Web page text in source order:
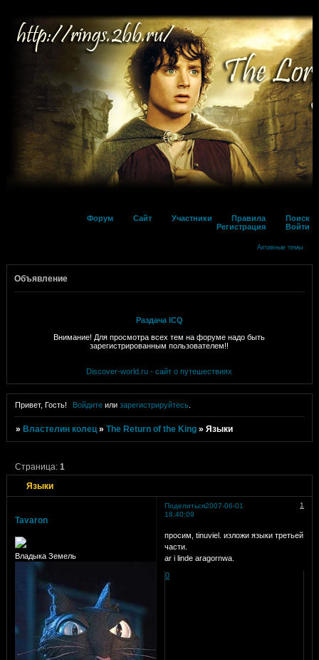
Форум Сайт Участники Правила
Поиск
Регистрация
Войти
Активные темы
Объявление
Раздача ICQ
Внимание! Для просмотра всех тем на форуме надо быть
зарегистрированным пользователем!!
Discover-world.ru - сайт о путешествиях
Привет, Гость! Войдите илизарегистрируйтесь
» Властелин колец »The Return of the King »Языки
Языки
Страница:1
Поделиться 1
2007-06-01
18:40:09
Tavaron
Владыка Земель
просим, tinuviel. изложи языки третьей
части.
ar i linde aragornwa.
0